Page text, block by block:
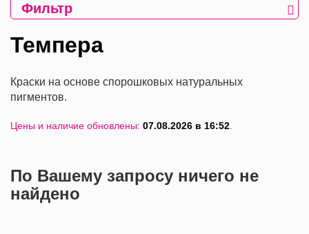
Фильтр
Темпера
Краски на основе спорошковых натуральных
пигментов.
Цены и наличие обновлены: 07.08.2026 в 16:52.
По Вашему запросу ничего не
найдено